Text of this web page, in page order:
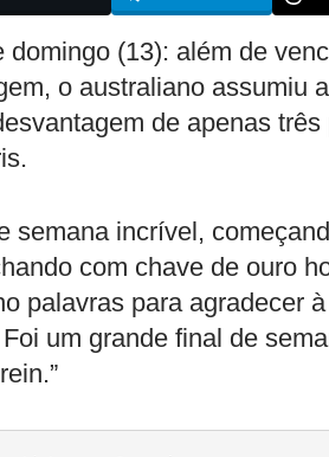
(13): além de
o australiano assumiu
de apenas três
semana incrível,
com chave de ouro
palavras para agradecer
um grande final de